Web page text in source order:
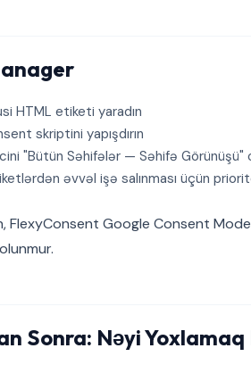
HTML etiketi yaradın
skriptini yapışdırın
"Bütün Səhifələr — Səhifə Görünüşü"
əvvəl işə salınması üçün
FlexyConsent Google Consent
Sonra: Nəyi Yoxlamaq